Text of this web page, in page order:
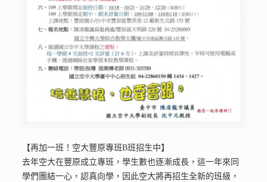
【再加一班！空大豐原專班B班招生中】
去年空大在豐原成立專班，學生數也逐漸成長，這一年來同
學們團結一心，認真向學，因此空大將再招生全新的班級，